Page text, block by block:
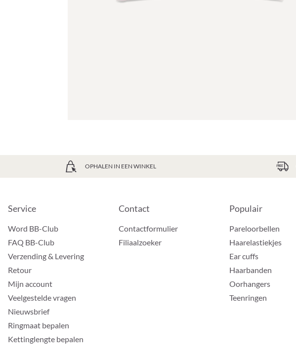
OPHALEN IN EEN WINKEL
Service
Word BB-Club
FAQ BB-Club
Verzending & Levering
Retour
Mijn account
Veelgestelde vragen
Nieuwsbrief
Ringmaat bepalen
Kettinglengte bepalen
Contact
Contactformulier
Filiaalzoeker
Populair
Pareloorbellen
Haarelastiekjes
Ear cuffs
Haarbanden
Oorhangers
Teenringen